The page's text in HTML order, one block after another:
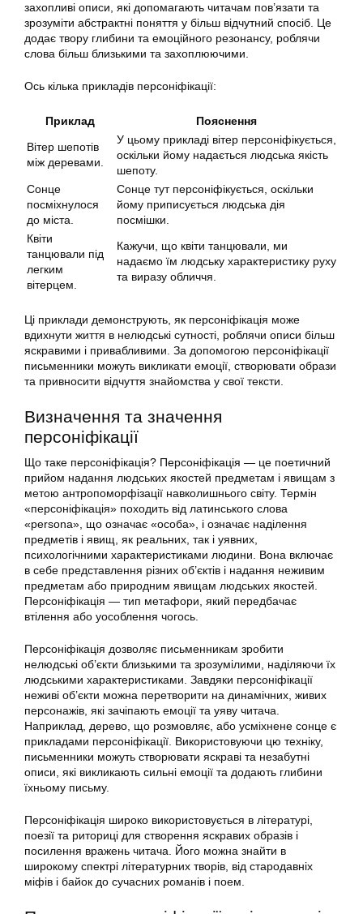
захопливі описи, які допомагають читачам пов’язати та
зрозуміти абстрактні поняття у більш відчутний спосіб. Це
додає твору глибини та емоційного резонансу, роблячи
слова більш близькими та захоплюючими.
Ось кілька прикладів персоніфікації:
Приклад
Пояснення
Вітер шепотів
між деревами.
У цьому прикладі вітер персоніфікується,
оскільки йому надається людська якість
шепоту.
Сонце
посміхнулося
до міста.
Сонце тут персоніфікується, оскільки
йому приписується людська дія
посмішки.
Квіти
танцювали під
легким
вітерцем.
Кажучи, що квіти танцювали, ми
надаємо їм людську характеристику руху
та виразу обличчя.
Ці приклади демонструють, як персоніфікація може
вдихнути життя в нелюдські сутності, роблячи описи більш
яскравими і привабливими. За допомогою персоніфікації
письменники можуть викликати емоції, створювати образи
та привносити відчуття знайомства у свої тексти.
Визначення та значення
персоніфікації
Що таке персоніфікація? Персоніфікація — це поетичний
прийом надання людських якостей предметам і явищам з
метою антропоморфізації навколишнього світу. Термін
«персоніфікація» походить від латинського слова
«persona», що означає «особа», і означає наділення
предметів і явищ, як реальних, так і уявних,
психологічними характеристиками людини. Вона включає
в себе представлення різних об’єктів і надання неживим
предметам або природним явищам людських якостей.
Персоніфікація — тип метафори, який передбачає
втілення або уособлення чогось.
Персоніфікація дозволяє письменникам зробити
нелюдські об’єкти близькими та зрозумілими, наділяючи їх
людськими характеристиками. Завдяки персоніфікації
неживі об’єкти можна перетворити на динамічних, живих
персонажів, які зачіпають емоції та уяву читача.
Наприклад, дерево, що розмовляє, або усміхнене сонце є
прикладами персоніфікації. Використовуючи цю техніку,
письменники можуть створювати яскраві та незабутні
описи, які викликають сильні емоції та додають глибини
їхньому письму.
Персоніфікація широко використовується в літературі,
поезії та риториці для створення яскравих образів і
посилення вражень читача. Його можна знайти в
широкому спектрі літературних творів, від стародавніх
міфів і байок до сучасних романів і поем.